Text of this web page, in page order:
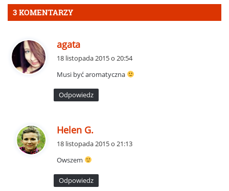
3 KOMENTARZY
agata
z
e
:
18 listopada 2015 o 20:54
Musi być aromatyczna
Odpowiedz
Helen G.
e
:
18 listopada 2015 o 21:13
Owszem
Odpowiedz